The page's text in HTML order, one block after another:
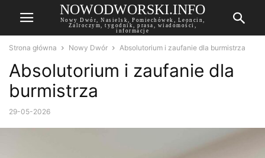
NOWODWORSKI.INFO
Nowy Dwór, Nasielsk, Pomiechówek, Leoncin,
Zalroczym, tygodnik, prasa, wiadomości,
informacje
Strona główna Nowy Dwór Absolutorium i zaufanie dla burmistrza
Absolutorium i zaufanie dla
burmistrza
29-05-2026